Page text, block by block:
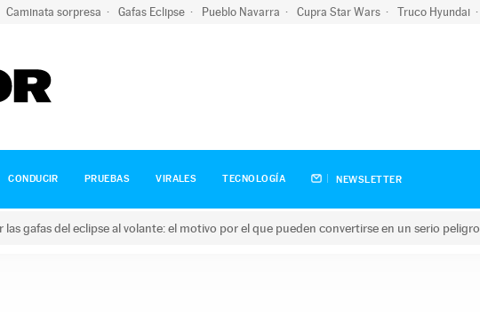
Caminata sorpresa Gafas Eclipse Pueblo Navarra Cupra Star Wars Truco Hyundai
CONDUCIR PRUEBAS VIRALES TECNOLOGÍA NEWSLETTER
las gafas del eclipse al volante: el motivo por el que pueden convertirse en un serio peligro